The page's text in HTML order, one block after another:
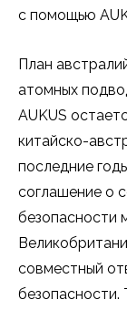
с помощью
План
атомных
AUKUS
китайско-
последние
соглашение о
безопасности
совместный
безопасности.